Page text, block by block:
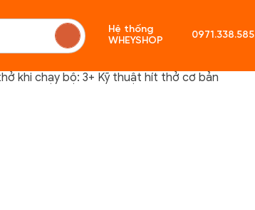
Hệ thống
WHEYSHOP
0971.338.585
khi chạy bộ: 3+ Kỹ thuật hít thở cơ bản